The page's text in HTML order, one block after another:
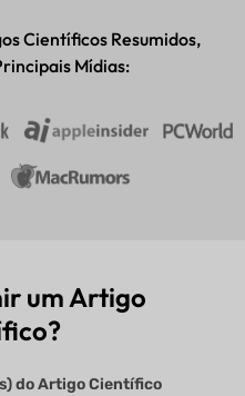
desktop e celular
Científicos Resumidos,
Mídias:
um Artigo
do Artigo Científico